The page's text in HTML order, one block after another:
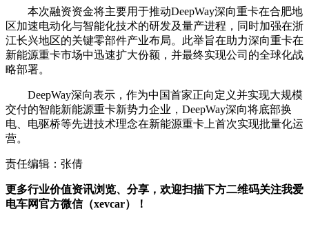
本次融资资金将主要用于推动DeepWay深向重卡在合肥地
区加速电动化与智能化技术的研发及量产进程，同时加强在浙
江长兴地区的关键零部件产业布局。此举旨在助力深向重卡在
新能源重卡市场中迅速扩大份额，并最终实现公司的全球化战
略部署。
DeepWay深向表示，作为中国首家正向定义并实现大规模
交付的智能新能源重卡新势力企业，DeepWay深向将底部换
电、电驱桥等先进技术理念在新能源重卡上首次实现批量化运
营。
责任编辑：张倩
更多行业价值资讯浏览、分享，欢迎扫描下方二维码关注我爱
电车网官方微信（xevcar）！